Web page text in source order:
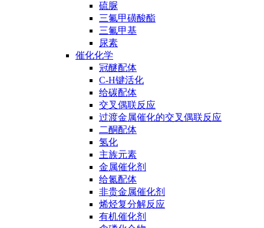
硫脲
三氟甲磺酸酯
三氟甲基
尿素
催化化学
冠醚配体
C-H键活化
给碳配体
交叉偶联反应
过渡金属催化的交叉偶联反应
二酮配体
氢化
主族元素
金属催化剂
给氮配体
非贵金属催化剂
烯烃复分解反应
有机催化剂